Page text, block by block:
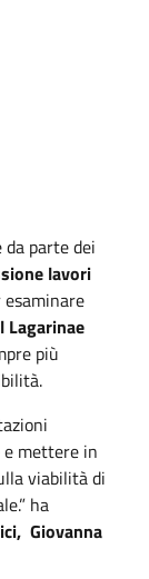
parte dei
lavori
Lagarinae
più
e mettere in
viabilità di
ha
Giovanna